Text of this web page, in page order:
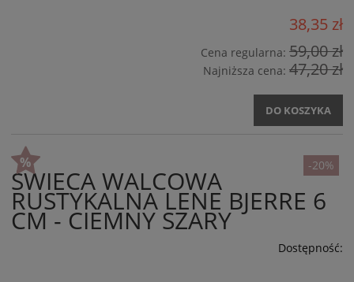
38,35 zł
Cena regularna: 59,00 zł
Najniższa cena: 47,20 zł
DO KOSZYKA
ŚWIECA WALCOWA
RUSTYKALNA LENE BJERRE 6
CM - CIEMNY SZARY
Dostępność:
-20%